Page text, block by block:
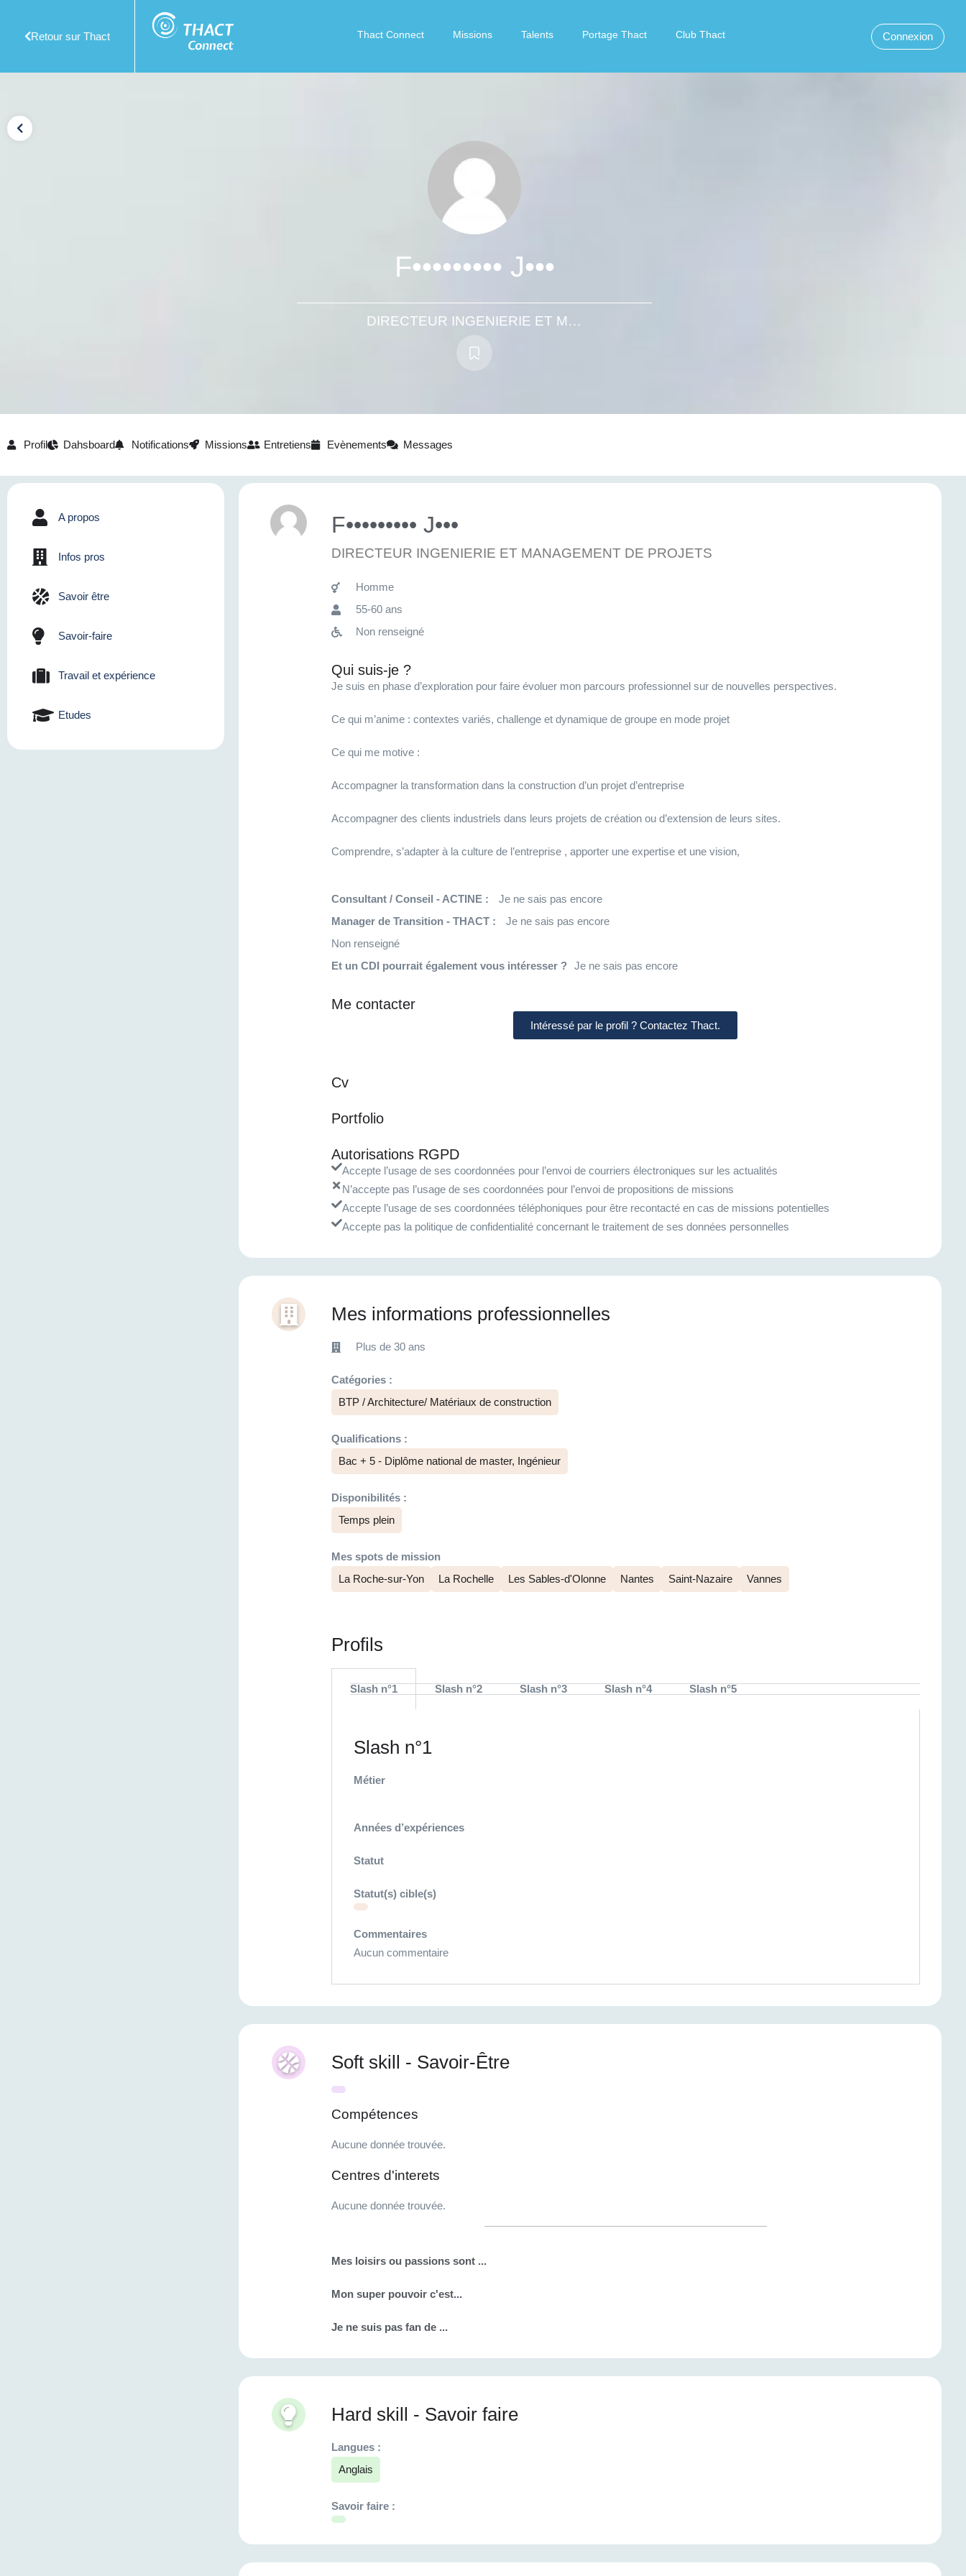
Retour sur Thact Thact Connect Missions Talents Portage Thact Club Thact Connexion
F••••••••• J•••
DIRECTEUR INGENIERIE ET MANAGEMENT DE PROJETS
Profil Dahsboard Notifications Missions Entretiens Evènements Messages
A propos
Infos pros
Savoir être
Savoir-faire
Travail et expérience
Etudes
F••••••••• J•••
DIRECTEUR INGENIERIE ET MANAGEMENT DE PROJETS
Homme
55-60 ans
Non renseigné
Qui suis-je ?
Je suis en phase d’exploration pour faire évoluer mon parcours professionnel sur de nouvelles perspectives.
Ce qui m’anime : contextes variés, challenge et dynamique de groupe en mode projet
Ce qui me motive :
Accompagner la transformation dans la construction d’un projet d’entreprise
Accompagner des clients industriels dans leurs projets de création ou d’extension de leurs sites.
Comprendre, s’adapter à la culture de l’entreprise , apporter une expertise et une vision,
Consultant / Conseil - ACTINE :
Je ne sais pas encore
Manager de Transition - THACT :
Je ne sais pas encore
Non renseigné
Et un CDI pourrait également vous intéresser ? Je ne sais pas encore
Me contacter
Intéressé par le profil ? Contactez Thact.
Cv
Portfolio
Autorisations RGPD
Accepte l’usage de ses coordonnées pour l’envoi de courriers électroniques sur les actualités
N’accepte pas l’usage de ses coordonnées pour l’envoi de propositions de missions
Accepte l’usage de ses coordonnées téléphoniques pour être recontacté en cas de missions potentielles
Accepte pas la politique de confidentialité concernant le traitement de ses données personnelles
Mes informations professionnelles
Plus de 30 ans
Catégories :
BTP / Architecture/ Matériaux de construction
Qualifications :
Bac + 5 - Diplôme national de master, Ingénieur
Disponibilités :
Temps plein
Mes spots de mission
La Roche-sur-Yon
La Rochelle Les Sables-d'Olonne Nantes Saint-Nazaire Vannes
Profils
Slash n°1 Slash n°2 Slash n°3 Slash n°4 Slash n°5
Slash n°1
Métier
Années d’expériences
Statut
Statut(s) cible(s)
Commentaires
Aucun commentaire
Soft skill - Savoir-Être
Compétences
Aucune donnée trouvée.
Centres d'interets
Aucune donnée trouvée.
Mes loisirs ou passions sont ...
Mon super pouvoir c'est...
Je ne suis pas fan de ...
Hard skill - Savoir faire
Langues :
Anglais
Savoir faire :